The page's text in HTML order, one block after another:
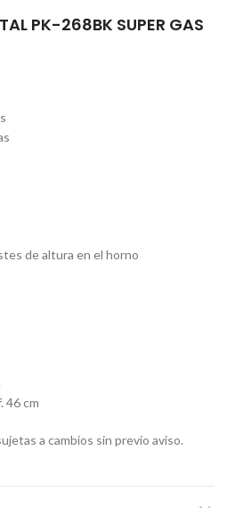
PK-268BK SUPER GAS
de altura en el horno
46 cm
a cambios sin previo aviso.